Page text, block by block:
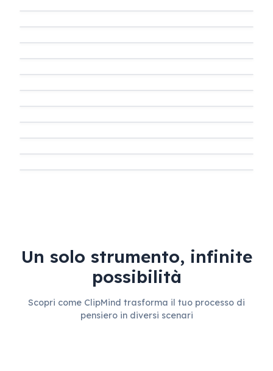
Un solo strumento, infinite
possibilità
Scopri come ClipMind trasforma il tuo processo di
pensiero in diversi scenari